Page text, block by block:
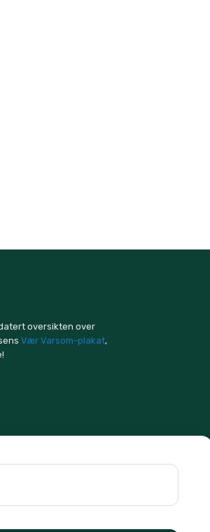
oversikten over
Vær Varsom-plakat,